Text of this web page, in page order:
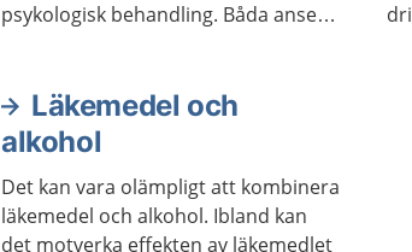
psykologisk behandling. Båda anses
kan också kombineras. En del får bra
stöd i självhjälpsgrupper.
Läkemedel och
alkohol
Det kan vara olämpligt att kombinera
läkemedel och alkohol. Ibland kan
det motverka effekten av läkemedlet